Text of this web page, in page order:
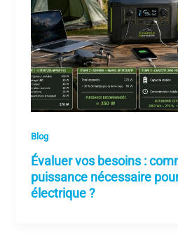
Blog
Évaluer vos besoins :
puissance nécessaire
électrique ?